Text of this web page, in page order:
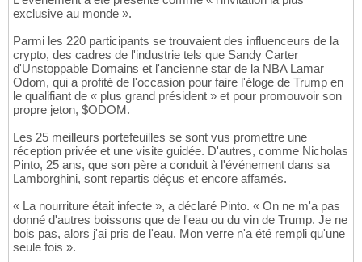
exclusive au monde ».
Parmi les 220 participants se trouvaient des influenceurs de la
crypto, des cadres de l'industrie tels que Sandy Carter
d'Unstoppable Domains et l'ancienne star de la NBA Lamar
Odom, qui a profité de l'occasion pour faire l'éloge de Trump en
le qualifiant de « plus grand président » et pour promouvoir son
propre jeton, $ODOM.
Les 25 meilleurs portefeuilles se sont vus promettre une
réception privée et une visite guidée. D'autres, comme Nicholas
Pinto, 25 ans, que son père a conduit à l'événement dans sa
Lamborghini, sont repartis déçus et encore affamés.
« La nourriture était infecte », a déclaré Pinto. « On ne m'a pas
donné d'autres boissons que de l'eau ou du vin de Trump. Je ne
bois pas, alors j'ai pris de l'eau. Mon verre n'a été rempli qu'une
seule fois ».